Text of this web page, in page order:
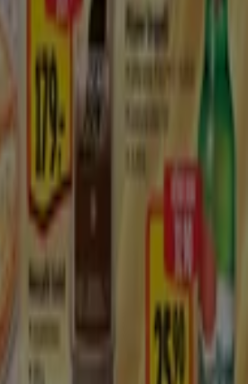
Kingdom México
Brasil
France
United States
Perú
Portugal
Polska Norge
Österreich
South Africa
Canada
Ελλάδα
republika
Magyarország